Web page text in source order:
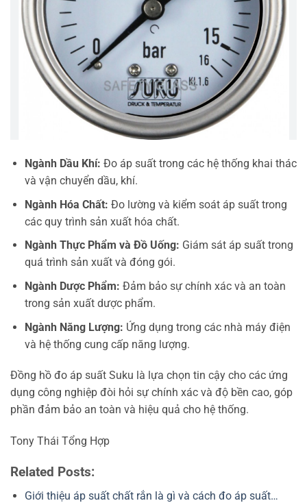
Ngành Dầu Khí: Đo áp suất trong các hệ thống khai thác
và vận chuyển dầu, khí.
Ngành Hóa Chất: Đo lường và kiểm soát áp suất trong
các quy trình sản xuất hóa chất.
Ngành Thực Phẩm và Đồ Uống: Giám sát áp suất trong
quá trình sản xuất và đóng gói.
Ngành Dược Phẩm: Đảm bảo sự chính xác và an toàn
trong sản xuất dược phẩm.
Ngành Năng Lượng: Ứng dụng trong các nhà máy điện
và hệ thống cung cấp năng lượng.
Đồng hồ đo áp suất Suku là lựa chọn tin cậy cho các ứng
dụng công nghiệp đòi hỏi sự chính xác và độ bền cao, góp
phần đảm bảo an toàn và hiệu quả cho hệ thống.
Tony Thái Tổng Hợp
Related Posts:
Giới thiệu áp suất chất rắn là gì và cách đo áp suất…